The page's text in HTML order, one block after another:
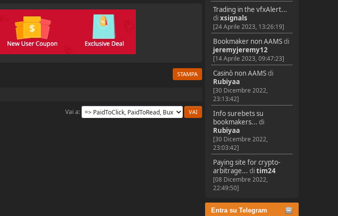
Trading in the vfxAlert...
dixsignals
[24 Aprile 2023, 13:26:19]
Bookmaker non AAMSdi
jeremyjeremy12
[14 Aprile 2023, 09:47:23]
Casinò non AAMSdi
Rubiyaa
[30 Dicembre 2022,
23:13:42]
Info surebets su
bookmakers... di
Rubiyaa
[30 Dicembre 2022,
23:03:42]
Paying site for crypto-
arbitrage... ditim24
[08 Dicembre 2022,
22:49:50]
Entra su Telegram
STAMPA
Vai a